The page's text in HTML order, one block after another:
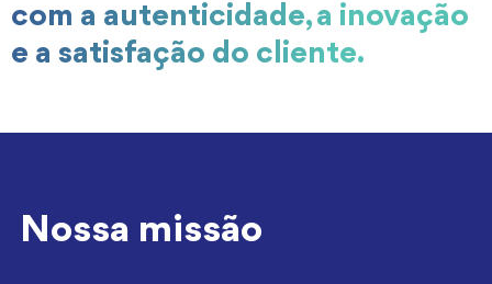
com a autenticidade, a inovação
e a satisfação do cliente.
Nossa missão